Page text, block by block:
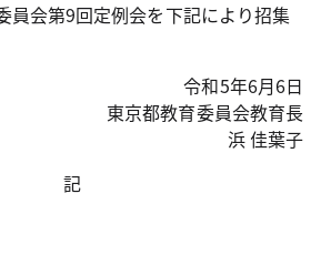
員会第9回定例会を下記により招集
令和5年6月6日
東京都教育委員会教育長
浜 佳葉子
記